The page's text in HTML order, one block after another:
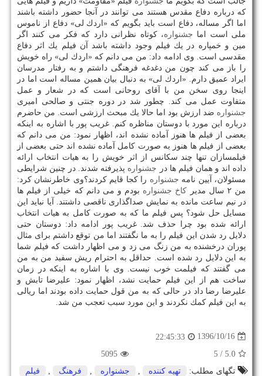
كه درباره دفاع مقدس هستند می توانند در آنجا حضور داشته باشند
اما اگر مساله، دفاع است باید بگویم كه «اردك لی» دفاع از ناموس
ملی است اما جشنواره، كوتاه نظرانی دارد كه فكر می كنند اگر
مین و خمپاره در یك فیلم وجود داشته باشد آن فیلم یك اثر دفاع
مقدسی است. وی ادامه داد: من می دانم كه «اردك لی» راه خویش
را باز می كند چون من دغدغه فرهنگی داشتم و به رفتار مدرسان
ایراد عمیق دارم. «اردك لی» به دنبال بیان همین مساله است اما در
اینجا روی سخن من با آقای روحانی است كه در شعار و عمل
متفاوت عمل می كند. چطور شد در دوره جنتی و صالحی امیری
جشنواره ضد ارزش بود اما حالا یك مبحث ارزشی است. من حاضرم
درباره این مورد با دوستان مناظره كنم. غریب پور با اشاره به اینكه
بعضی از فیلم ها هنوز آماده نشده اند، اظهار نمود: من می دانم كه
بعضی از فیلم ها هنوز به صورت كامل آماده نشده اند حتی بعضی از
فیلمسازان تنها چند سكانس از اثر خویش را به هیات انتخاب ارائه
داده اند و همان فیلم ها در جشنواره پذیرفته شدند. در چنین شرایطی
مسئولان، آیین نامه جشنواره را كجا قایم كردند؟وی خاطرنشان كرد:
من ۲ سال مدیر
كاخ جشنواره بودم و می دانم كه خیلی از فیلم ها
در نیم ساعت مانده به نمایش صداگذاری ناقصی داشتند. آیا نباید این
مسایل حل شود؟ پس فیلم ما كه به صورت كامل به هیات انتخاب
ارائه شده بود چرا حذف شد. غریب پور ادامه داد: دوستان حتی
دلایل رد شدن این فیلم را به ما نگفتند اما من توقع داشتم برای مثال
پوران درخشنده به من زنگ می زد و می اظهار داشت كه فیلم شما
به این دلایل رد شده است. حداقل به احترام ریش سفید من به من
می گفتند كه فیلمت خوب نیست. وی با اشاره به اینكه در زمان
ساخت هم از این فیلم حمایت نشد، اظهار نمود: علیرضا تابش و
علیرضا رضا داد در حالی كه به من قول حمایت داده بودند اما ریالی
به این فیلم كمك نكردند و این مورد سبب تعجب من شد.
1396/10/16
22:45:33
5.0
/ 5
5095
تگهای مطلب:
تهیه كننده جشنواره فرهنگ فیلم